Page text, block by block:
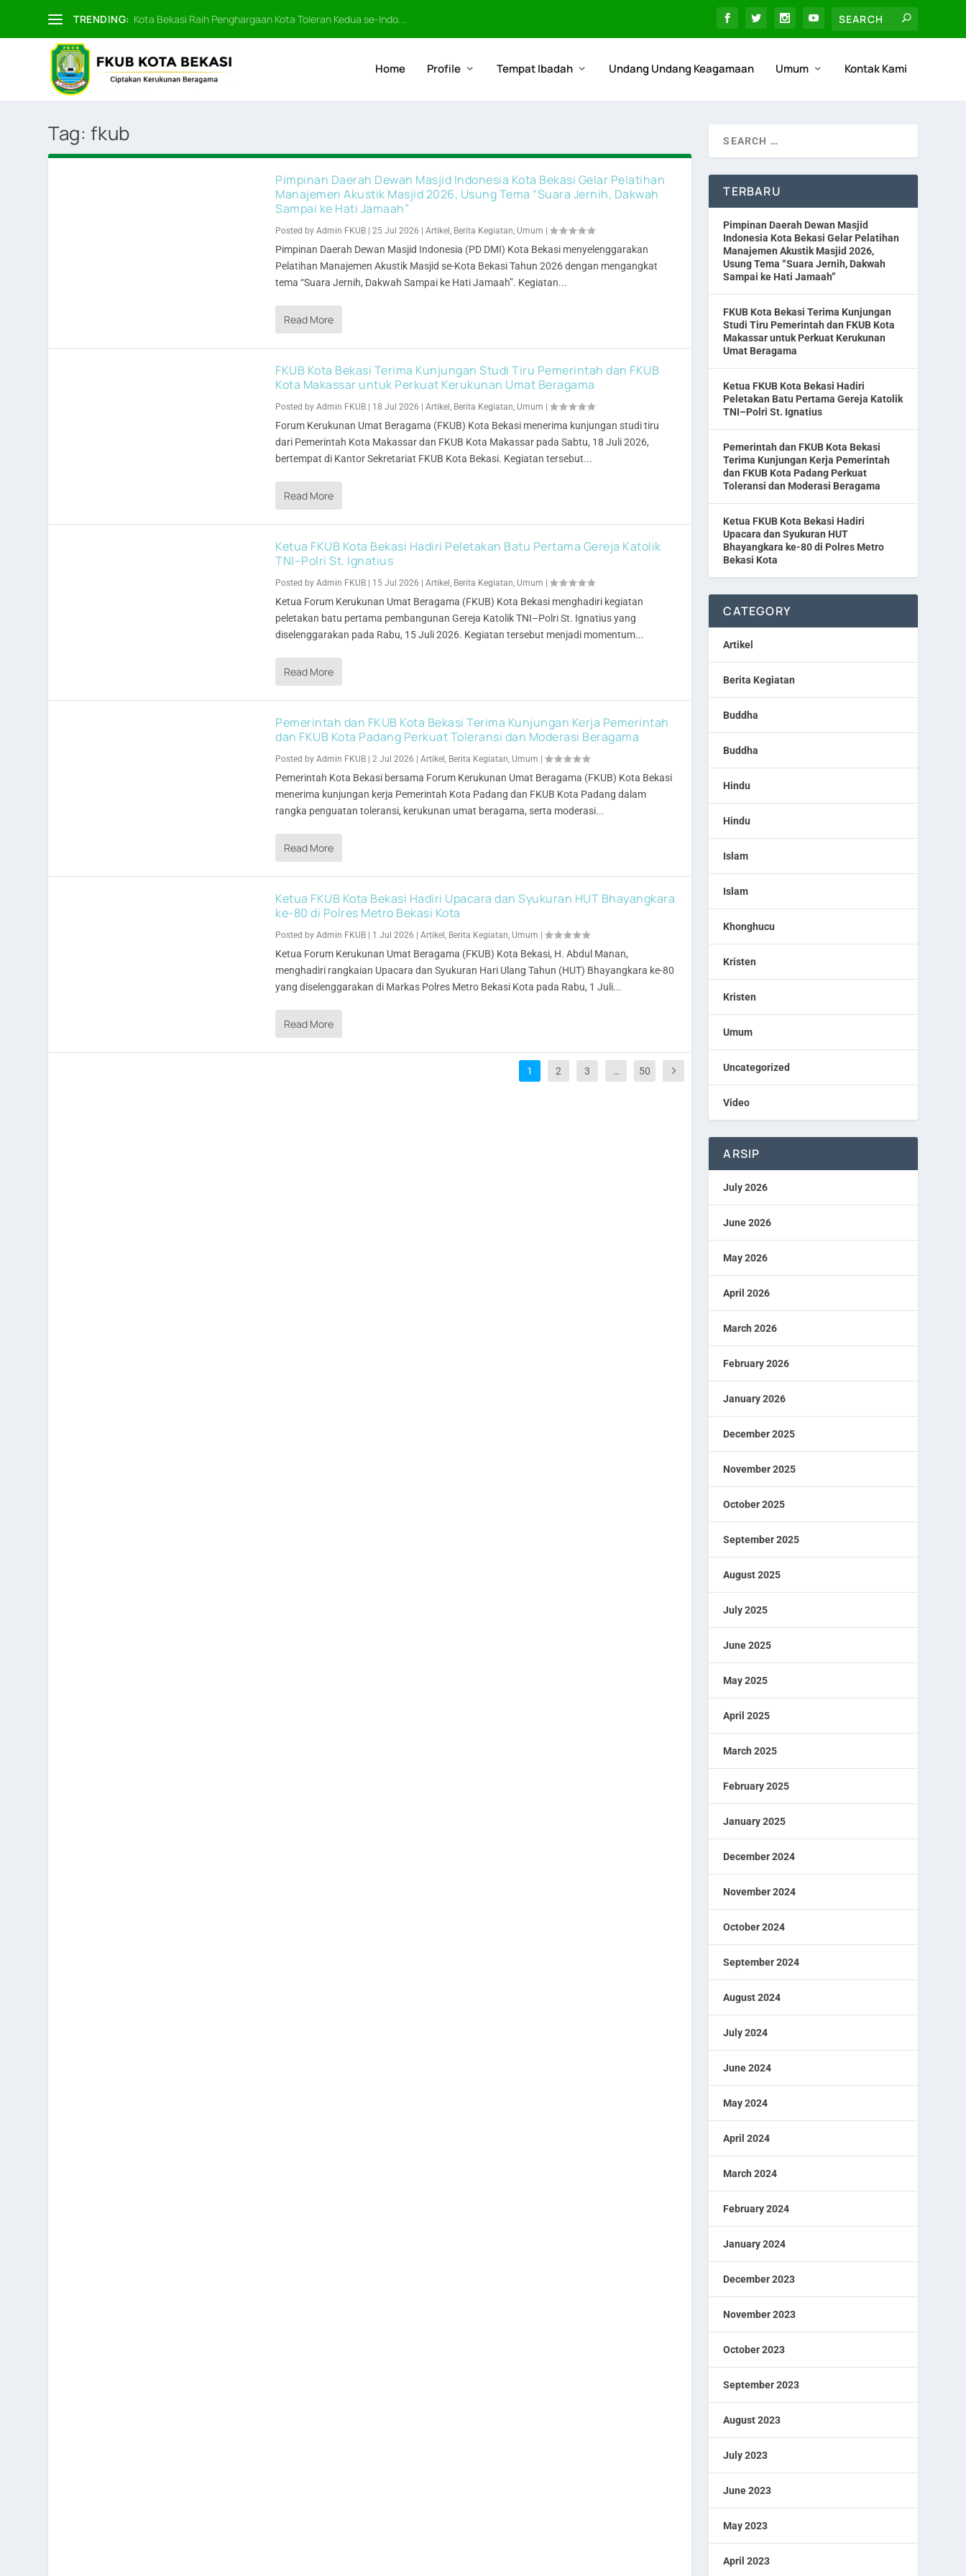
TRENDING: Kota Bekasi Raih Penghargaan Kota Toleran Kedua se-Indo...
Home Profile Tempat Ibadah Undang Undang Keagamaan Umum Kontak Kami
Tag: fkub
Pimpinan Daerah Dewan Masjid Indonesia Kota Bekasi Gelar Pelatihan
Manajemen Akustik Masjid 2026, Usung Tema “Suara Jernih, Dakwah
Sampai ke Hati Jamaah”
Posted byAdmin FKUB |25 Jul 2026 |Artikel, Berita Kegiatan, Umum |
Pimpinan Daerah Dewan Masjid Indonesia (PD DMI) Kota Bekasi menyelenggarakan
Pelatihan Manajemen Akustik Masjid se-Kota Bekasi Tahun 2026 dengan mengangkat
tema “Suara Jernih, Dakwah Sampai ke Hati Jamaah”. Kegiatan...
Read More
FKUB Kota Bekasi Terima Kunjungan Studi Tiru Pemerintah dan FKUB
Kota Makassar untuk Perkuat Kerukunan Umat Beragama
Posted byAdmin FKUB 18 Jul 2026 |Artikel, Berita Kegiatan, Umum |
Forum Kerukunan Umat Beragama (FKUB) Kota Bekasi menerima kunjungan studi tiru
dari Pemerintah Kota Makassar dan FKUB Kota Makassar pada Sabtu, 18 Juli 2026,
bertempat di Kantor Sekretariat FKUB Kota Bekasi. Kegiatan tersebut...
Read More
Ketua FKUB Kota Bekasi Hadiri Peletakan Batu Pertama Gereja Katolik
TNI–Polri St. Ignatius
Posted byAdmin FKUB 15 Jul 2026 |Artikel, Berita Kegiatan, Umum |
Ketua Forum Kerukunan Umat Beragama (FKUB) Kota Bekasi menghadiri kegiatan
peletakan batu pertama pembangunan Gereja Katolik TNI–Polri St. Ignatius yang
diselenggarakan pada Rabu, 15 Juli 2026. Kegiatan tersebut menjadi momentum...
Read More
Pemerintah dan FKUB Kota Bekasi Terima Kunjungan Kerja Pemerintah
dan FKUB Kota Padang Perkuat Toleransi dan Moderasi Beragama
Posted byAdmin FKUB |2 Jul 2026 |Artikel, Berita Kegiatan, Umum |
Pemerintah Kota Bekasi bersama Forum Kerukunan Umat Beragama (FKUB) Kota Bekasi
menerima kunjungan kerja Pemerintah Kota Padang dan FKUB Kota Padang dalam
rangka penguatan toleransi, kerukunan umat beragama, serta moderasi...
Read More
Ketua FKUB Kota Bekasi Hadiri Upacara dan Syukuran HUT Bhayangkara
ke-80 di Polres Metro Bekasi Kota
Posted byAdmin FKUB 1 Jul 2026 |Artikel, Berita Kegiatan, Umum |
Ketua Forum Kerukunan Umat Beragama (FKUB) Kota Bekasi, H. Abdul Manan,
menghadiri rangkaian Upacara dan Syukuran Hari Ulang Tahun (HUT) Bhayangkara ke-80
yang diselenggarakan di Markas Polres Metro Bekasi Kota pada Rabu, 1 Juli...
Read More
1 2 3 … 50
TERBARU
Pimpinan Daerah Dewan Masjid
Indonesia Kota Bekasi Gelar Pelatihan
Manajemen Akustik Masjid 2026,
Usung Tema “Suara Jernih, Dakwah
Sampai ke Hati Jamaah”
FKUB Kota Bekasi Terima Kunjungan
Studi Tiru Pemerintah dan FKUB Kota
Makassar untuk Perkuat Kerukunan
Umat Beragama
Ketua FKUB Kota Bekasi Hadiri
Peletakan Batu Pertama Gereja Katolik
TNI–Polri St. Ignatius
Pemerintah dan FKUB Kota Bekasi
Terima Kunjungan Kerja Pemerintah
dan FKUB Kota Padang Perkuat
Toleransi dan Moderasi Beragama
Ketua FKUB Kota Bekasi Hadiri
Upacara dan Syukuran HUT
Bhayangkara ke-80 di Polres Metro
Bekasi Kota
CATEGORY
Artikel
Berita Kegiatan
Buddha
Buddha
Hindu
Hindu
Islam
Islam
Khonghucu
Kristen
Kristen
Umum
Uncategorized
Video
ARSIP
July 2026
June 2026
May 2026
April 2026
March 2026
February 2026
January 2026
December 2025
November 2025
October 2025
September 2025
August 2025
July 2025
June 2025
May 2025
April 2025
March 2025
February 2025
January 2025
December 2024
November 2024
October 2024
September 2024
August 2024
July 2024
June 2024
May 2024
April 2024
March 2024
February 2024
January 2024
December 2023
November 2023
October 2023
September 2023
August 2023
July 2023
June 2023
May 2023
April 2023